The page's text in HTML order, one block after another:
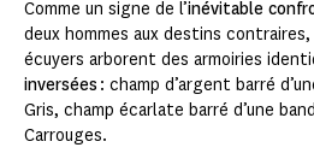
Comme un signe de l’inévitable
deux hommes aux destins
écuyers arborent des armoiries
inversées : champ d’argent barré
Gris, champ écarlate barré d’une
Carrouges.